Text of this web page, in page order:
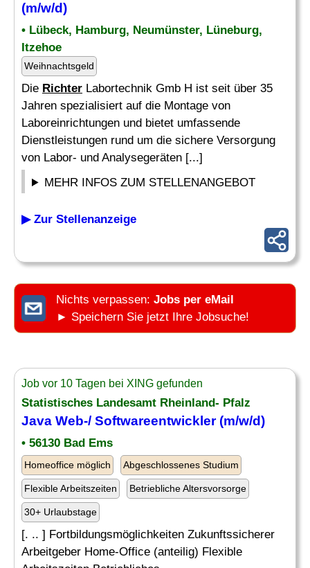
(m/w/d)
• Lübeck, Hamburg, Neumünster, Lüneburg,
Itzehoe
Weihnachtsgeld
Die Richter Labortechnik Gmb H ist seit über 35
Jahren spezialisiert auf die Montage von
Laboreinrichtungen und bietet umfassende
Dienstleistungen rund um die sichere Versorgung
von Labor- und Analysegeräten [...]
MEHR INFOS ZUM STELLENANGEBOT
▶ Zur Stellenanzeige
Nichts verpassen: Jobs per eMail
► Speichern Sie jetzt Ihre Jobsuche!
Job vor 10 Tagen bei XING gefunden
Statistisches Landesamt Rheinland- Pfalz
Java Web-/ Softwareentwickler (m/w/d)
• 56130 Bad Ems
Homeoffice möglich Abgeschlossenes Studium
Flexible Arbeitszeiten Betriebliche Altersvorsorge
30+ Urlaubstage
[. .. ] Fortbildungsmöglichkeiten Zukunftssicherer
Arbeitgeber Home-Office (anteilig) Flexible